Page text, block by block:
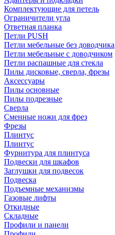
Комплектующие для петель
Ограничители угла
Ответная планка
Петли PUSH
Петли мебельные без доводчика
Петли мебельные с доводчиком
Петли распашные для стекла
Пилы дисковые, сверла, фрезы
Аксессуары
Пилы основные
Пилы подрезные
Сверла
Сменные ножи для фрез
Фрезы
Плинтус
Плинтус
Фурнитура для плинтуса
Подвески для шкафов
Заглушки для подвесок
Подвеска
Подъемные механизмы
Газовые лифты
Откидные
Складные
Профили и панели